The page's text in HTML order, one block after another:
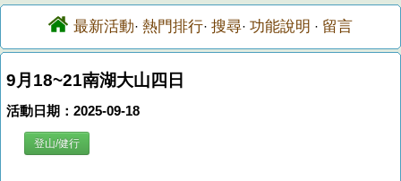
最新活動· 熱門排行· 搜尋· 功能說明 · 留言
9月18~21南湖大山四日
活動日期：2025-09-18
登山/健行